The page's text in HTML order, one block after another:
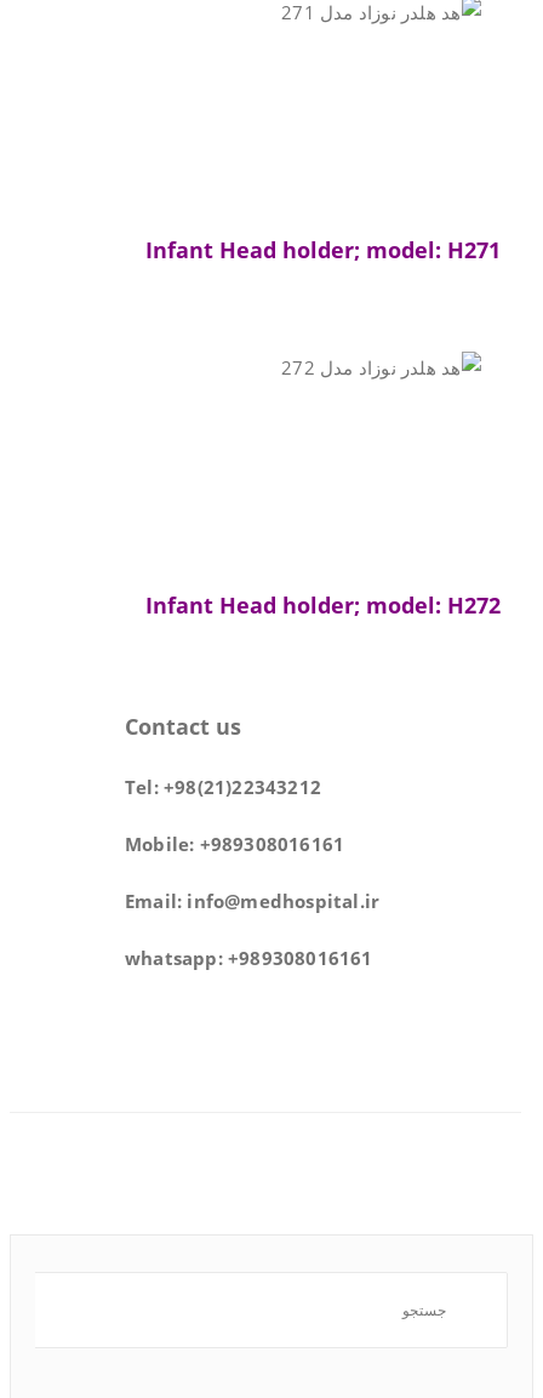
Infant Head holder; model: H271
Infant Head holder; model: H272
Contact us
Tel: +98(21)22343212
Mobile: +989308016161
Email: info@medhospital.ir
whatsapp: +989308016161